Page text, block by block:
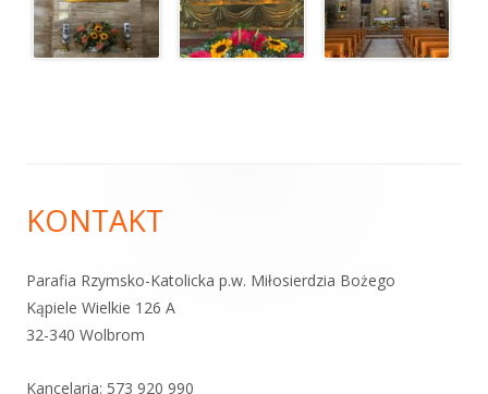
stopki
KONTAKT
Parafia Rzymsko-Katolicka p.w. Miłosierdzia Bożego
Kąpiele Wielkie 126 A
32-340 Wolbrom
Kancelaria: 573 920 990